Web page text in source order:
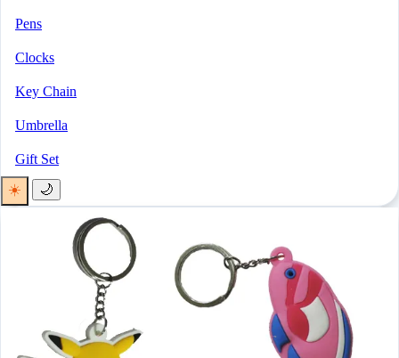
Pens
Clocks
Key Chain
Umbrella
Gift Set
☀️
🌙